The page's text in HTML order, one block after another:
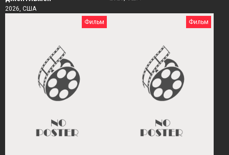
2026, США
Фильм Фильм